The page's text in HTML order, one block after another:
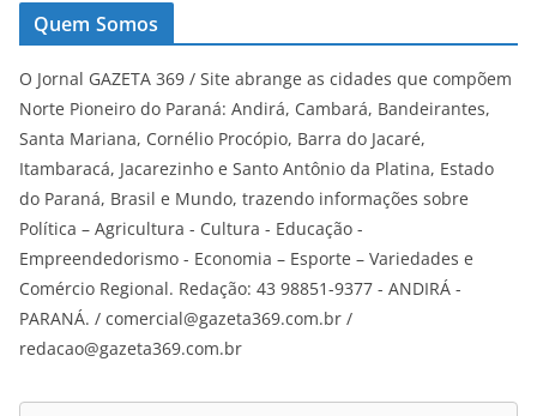
Quem Somos
O Jornal GAZETA 369 / Site abrange as cidades que compõem
Norte Pioneiro do Paraná: Andirá, Cambará, Bandeirantes,
Santa Mariana, Cornélio Procópio, Barra do Jacaré,
Itambaracá, Jacarezinho e Santo Antônio da Platina, Estado
do Paraná, Brasil e Mundo, trazendo informações sobre
Política – Agricultura - Cultura - Educação -
Empreendedorismo - Economia – Esporte – Variedades e
Comércio Regional. Redação: 43 98851-9377 - ANDIRÁ -
PARANÁ. / comercial@gazeta369.com.br /
redacao@gazeta369.com.br